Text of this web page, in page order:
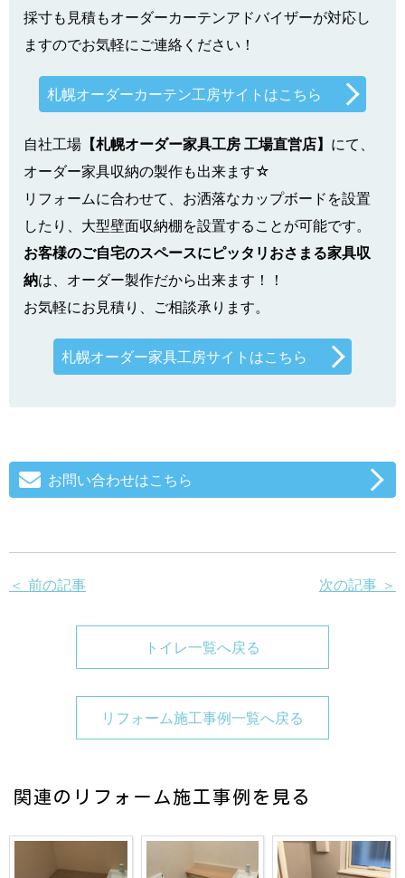
採寸も見積もオーダーカーテンアドバイザーが対応し
ますのでお気軽にご連絡ください！
札幌オーダーカーテン工房サイトはこちら
自社工場 【札幌オーダー家具工房 工場直営店】 にて、
オーダー家具収納の製作も出来ます☆
リフォームに合わせて、お洒落なカップボードを設置
したり、大型壁面収納棚を設置することが可能です。
お客様のご自宅のスペースにピッタリおさまる家具収
納は、オーダー製作だから出来ます！！
お気軽にお見積り、ご相談承ります。
札幌オーダー家具工房サイトはこちら
お問い合わせはこちら
＜ 前の記事 次の記事 ＞
トイレ一覧へ戻る
リフォーム施工事例一覧へ戻る
関連のリフォーム施工事例を見る